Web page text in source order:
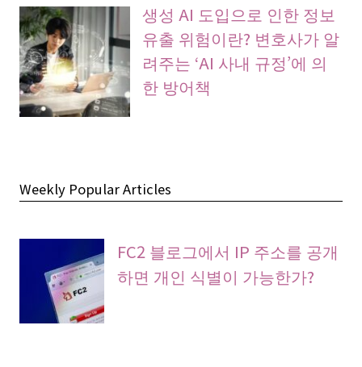
생성 AI 도입으로 인한 정보
유출 위험이란? 변호사가 알
려주는 ‘AI 사내 규정’에 의
한 방어책
Weekly Popular Articles
FC2 블로그에서 IP 주소를 공개
하면 개인 식별이 가능한가?